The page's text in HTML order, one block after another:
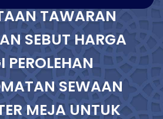
TAWARAN
SEBUT HARGA
PEROLEHAN
SEWAAN
MEJA UNTUK